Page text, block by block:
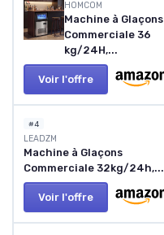
HOMCOM
Machine à Glaçons
Commerciale 36
kg/24H,...
Voir l'offre
#4
LEADZM
Machine à Glaçons
Commerciale 32kg/24h,...
Voir l'offre